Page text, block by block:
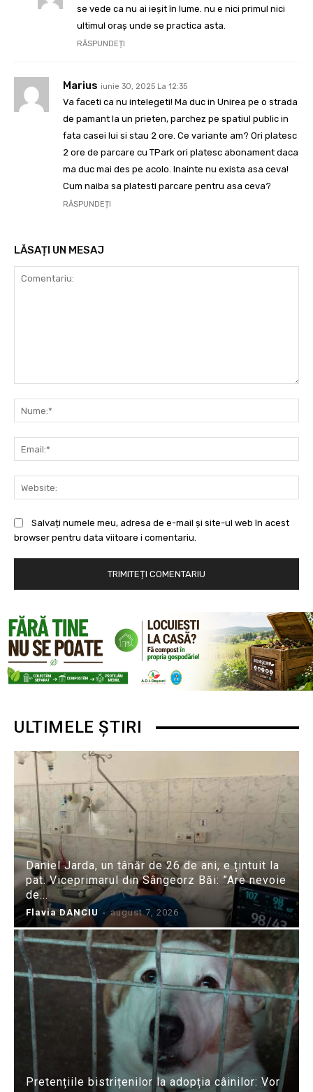
se vede ca nu ai ieșit în lume. nu e nici primul nici
ultimul oraș unde se practica asta.
RĂSPUNDEȚI
Marius iunie 30, 2025 La 12:35
Va faceti ca nu intelegeti! Ma duc in Unirea pe o strada
de pamant la un prieten, parchez pe spatiul public in
fata casei lui si stau 2 ore. Ce variante am? Ori platesc
2 ore de parcare cu TPark ori platesc abonament daca
ma duc mai des pe acolo. Inainte nu exista asa ceva!
Cum naiba sa platesti parcare pentru asa ceva?
RĂSPUNDEȚI
LĂSAȚI UN MESAJ
Salvați numele meu, adresa de e-mail și site-ul web în acest
browser pentru data viitoare i comentariu.
ULTIMELE ȘTIRI
Daniel Jarda, un tânăr de 26 de ani, e țintuit la
pat. Viceprimarul din Sângeorz Băi: ”Are nevoie
de...
Flavia DANCIU - august 7, 2026
Pretențiile bistrițenilor la adopția câinilor: Vor